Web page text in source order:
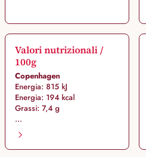
Valori nutrizionali /
100g
Copenhagen
Energia: 815 kJ
Energia: 194 kcal
Grassi: 7,4 g
...